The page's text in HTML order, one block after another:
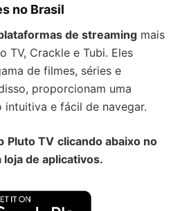
no Brasil
de streaming mais
TV, Crackle e Tubi. Eles
de filmes, séries e
proporcionam uma
intuitiva e fácil de navegar.
Pluto TV clicando abaixo no
de aplicativos.